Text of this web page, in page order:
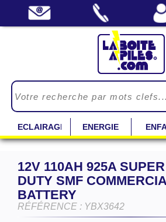
ECLAIRAGE ENERGIE
12V 110AH 925A
DUTY SMF
BATTERY
RÉFÉRENCE : YBX3642